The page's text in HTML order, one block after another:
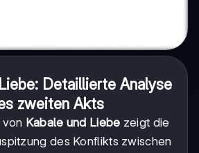
: Detaillierte Analyse
zweiten Akts
Kabale und Liebe zeigt die
des Konflikts zwischen